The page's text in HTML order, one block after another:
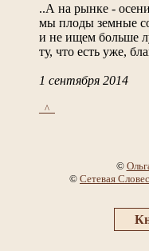
..А на рынке -
мы плоды земные
и не ищем больше
ту, что есть уже,
1 сентября 2014
_^_
©
© Сетевая